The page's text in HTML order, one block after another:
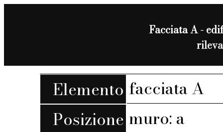
Facciata A -
Elemento facciata A
Posizione muro: a